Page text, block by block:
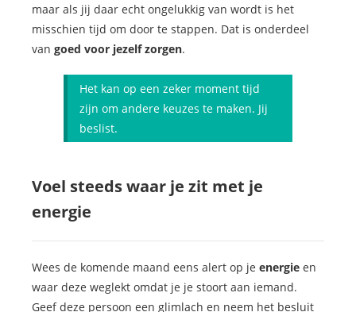
maar als jij daar echt ongelukkig van wordt is het
misschien tijd om door te stappen. Dat is onderdeel
van goed voor jezelf zorgen.
Het kan op een zeker moment tijd
zijn om andere keuzes te maken. Jij
beslist.
Voel steeds waar je zit met je
energie
Wees de komende maand eens alert op je energie en
waar deze weglekt omdat je je stoort aan iemand.
Geef deze persoon een glimlach en neem het besluit